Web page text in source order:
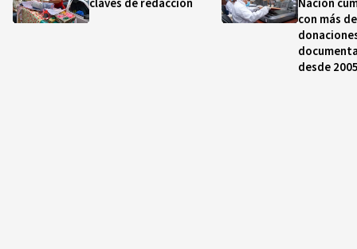
claves de redacción
Nación
con más
desde